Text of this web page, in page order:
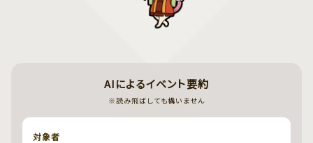
AIによるイベント要約
※読み飛ばしても構いません
対象者